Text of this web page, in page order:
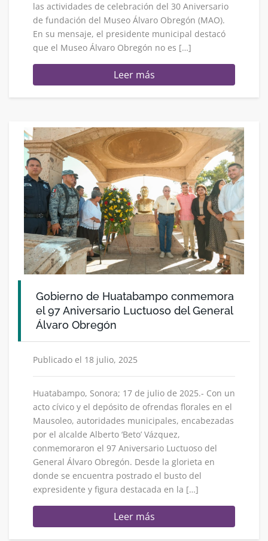
las actividades de celebración del 30 Aniversario
de fundación del Museo Álvaro Obregón (MAO).
En su mensaje, el presidente municipal destacó
que el Museo Álvaro Obregón no es […]
Leer más
Gobierno de Huatabampo conmemora
el 97 Aniversario Luctuoso del General
Álvaro Obregón
Publicado el 18 julio, 2025
Huatabampo, Sonora; 17 de julio de 2025.- Con un
acto cívico y el depósito de ofrendas florales en el
Mausoleo, autoridades municipales, encabezadas
por el alcalde Alberto ‘Beto’ Vázquez,
conmemoraron el 97 Aniversario Luctuoso del
General Álvaro Obregón. Desde la glorieta en
donde se encuentra postrado el busto del
expresidente y figura destacada en la […]
Leer más